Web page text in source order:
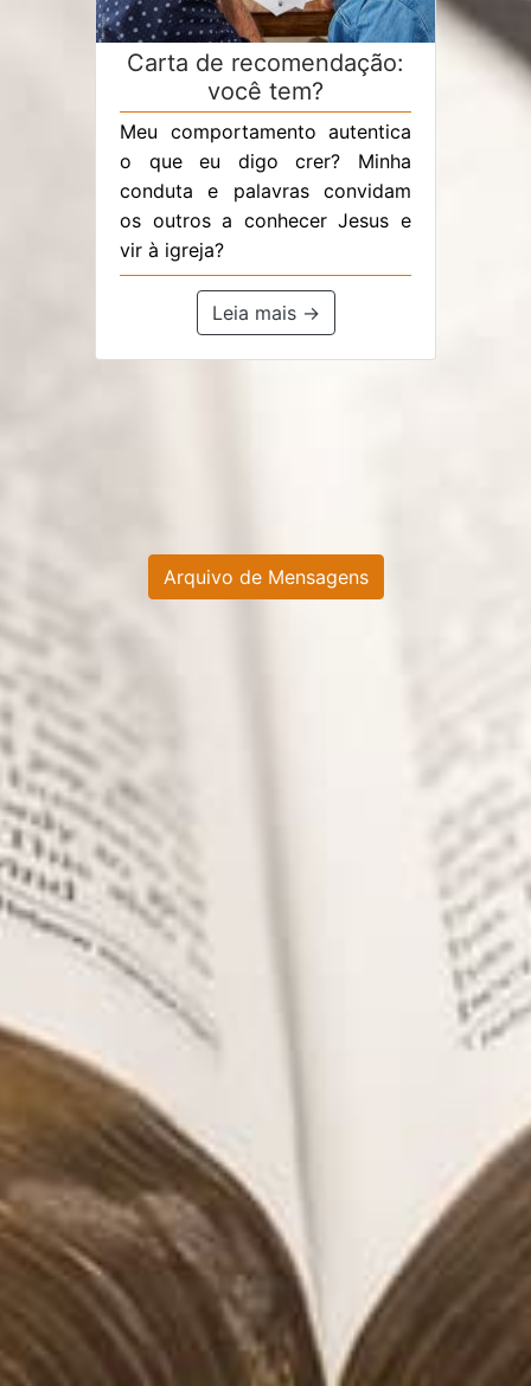
Carta de recomendação:
você tem?
Meu comportamento autentica
o que eu digo crer? Minha
conduta e palavras convidam
os outros a conhecer Jesus e
vir à igreja?
Leia mais →
Arquivo de Mensagens